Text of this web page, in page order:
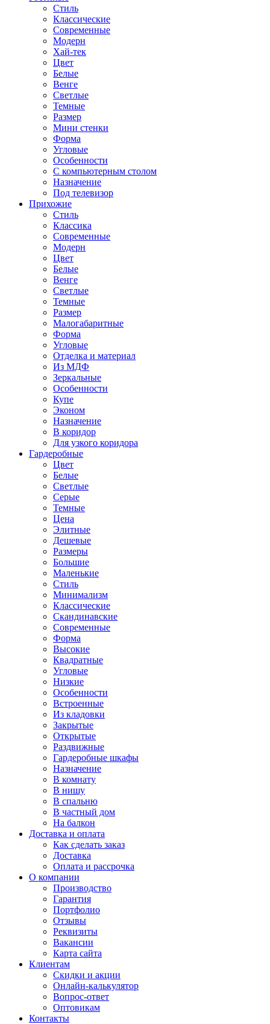
Стиль
Классические
Современные
Модерн
Хай-тек
Цвет
Белые
Венге
Светлые
Темные
Размер
Мини стенки
Форма
Угловые
Особенности
С компьютерным столом
Назначение
Под телевизор
Прихожие
Стиль
Классика
Современные
Модерн
Цвет
Белые
Венге
Светлые
Темные
Размер
Малогабаритные
Форма
Угловые
Отделка и материал
Из МДФ
Зеркальные
Особенности
Купе
Эконом
Назначение
В коридор
Для узкого коридора
Гардеробные
Цвет
Белые
Светлые
Серые
Темные
Цена
Элитные
Дешевые
Размеры
Большие
Маленькие
Стиль
Минимализм
Классические
Скандинавские
Современные
Форма
Высокие
Квадратные
Угловые
Низкие
Особенности
Встроенные
Из кладовки
Закрытые
Открытые
Раздвижные
Гардеробные шкафы
Назначение
В комнату
В нишу
В спальню
В частный дом
На балкон
Доставка и оплата
Как сделать заказ
Доставка
Оплата и рассрочка
О компании
Производство
Гарантия
Портфолио
Отзывы
Реквизиты
Вакансии
Карта сайта
Клиентам
Скидки и акции
Онлайн-калькулятор
Вопрос-ответ
Оптовикам
Контакты